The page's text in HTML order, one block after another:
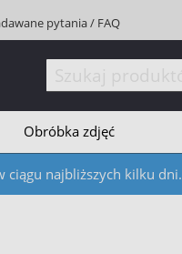
pytania / FAQ
Obróbka zdjęć
ciągu najbliższych kilku dni.